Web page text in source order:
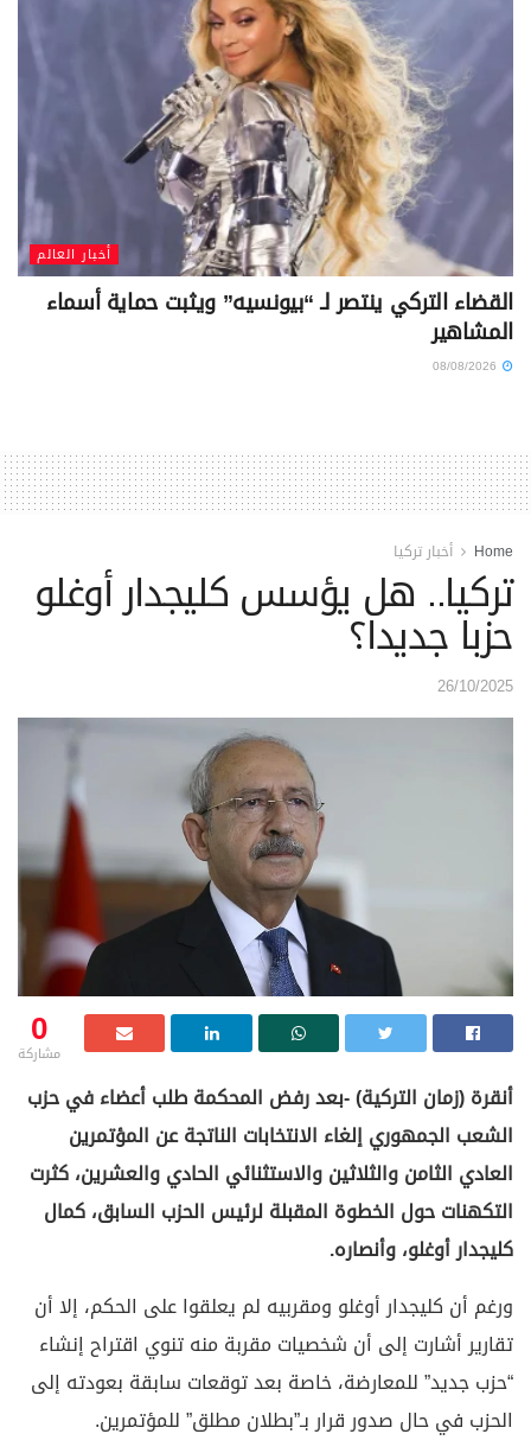
أخبار العالم
القضاء التركي ينتصر لـ “بيونسيه” ويثبت حماية أسماء
المشاهير
Home أخبار تركيا
تركيا.. هل يؤسس كليجدار أوغلو
حزبا جديدا؟
26/10/2025
0
مشاركة
أنقرة (زمان التركية) -بعد رفض المحكمة طلب أعضاء في حزب
الشعب الجمهوري إلغاء الانتخابات الناتجة عن المؤتمرين
العادي الثامن والثلاثين والاستثنائي الحادي والعشرين، كثرت
التكهنات حول الخطوة المقبلة لرئيس الحزب السابق، كمال
كليجدار أوغلو، وأنصاره.
ورغم أن كليجدار أوغلو ومقربيه لم يعلقوا على الحكم، إلا أن
تقارير أشارت إلى أن شخصيات مقربة منه تنوي اقتراح إنشاء
“حزب جديد” للمعارضة، خاصة بعد توقعات سابقة بعودته إلى
الحزب في حال صدور قرار بـ”بطلان مطلق” للمؤتمرين.